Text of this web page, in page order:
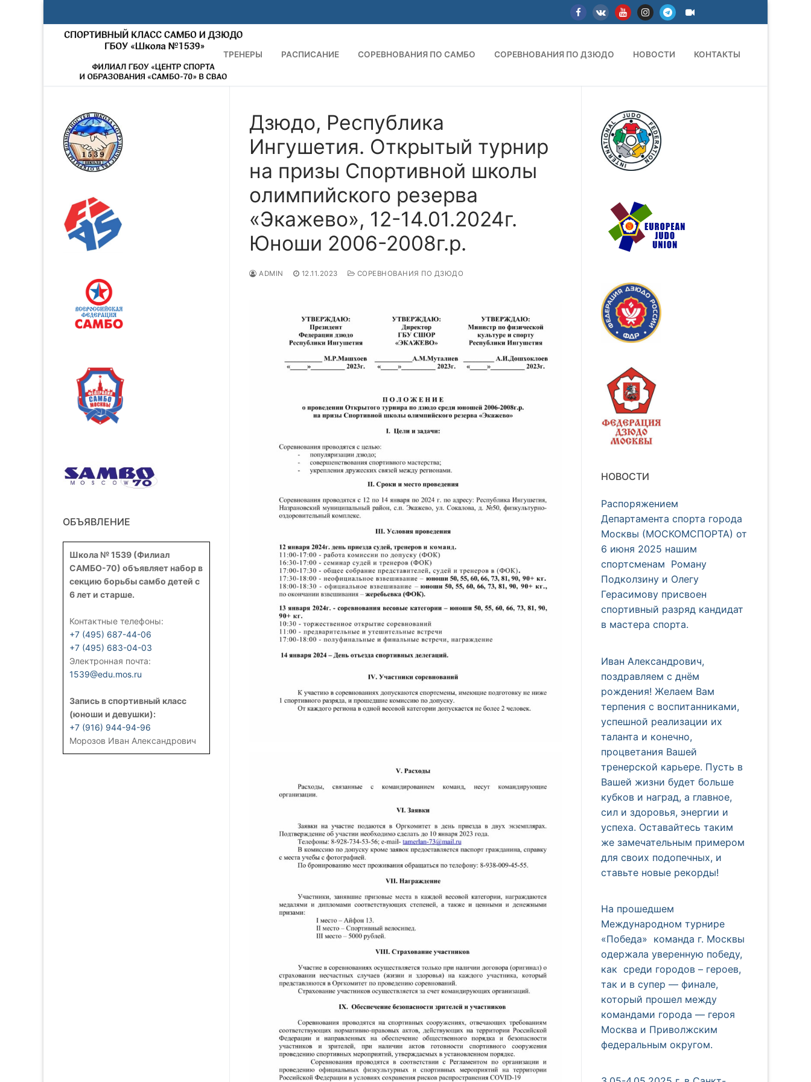
к
содержимому
ТРЕНЕРЫ РАСПИСАНИЕ СОРЕВНОВАНИЯ ПО САМБО СОРЕВНОВАНИЯ ПО ДЗЮДО НОВОСТИ КОНТАКТЫ
Дзюдо, Республика
Ингушетия. Открытый турнир
на призы Спортивной школы
олимпийского резерва
«Экажево», 12-14.01.2024г.
Юноши 2006-2008г.р.
ADMIN 12.11.2023 СОРЕВНОВАНИЯ ПО ДЗЮДО
НОВОСТИ
Распоряжением
Департамента спорта города
Москвы (МОСКОМСПОРТА) от
6 июня 2025 нашим
спортсменам Роману
Подколзину и Олегу
Герасимову присвоен
спортивный разряд кандидат
в мастера спорта.
Иван Александрович,
поздравляем с днём
рождения! Желаем Вам
терпения с воспитанниками,
успешной реализации их
таланта и конечно,
процветания Вашей
тренерской карьере. Пусть в
Вашей жизни будет больше
кубков и наград, а главное,
сил и здоровья, энергии и
успеха. Оставайтесь таким
же замечательным примером
для своих подопечных, и
ставьте новые рекорды!
На прошедшем
Международном турнире
«Победа» команда г. Москвы
одержала уверенную победу,
как среди городов – героев,
так и в супер — финале,
который прошел между
командами города — героя
Москва и Приволжским
федеральным округом.
ОБЪЯВЛЕНИЕ
Школа № 1539 (Филиал
САМБО-70) объявляет набор в
секцию борьбы самбо детей с
6 лет и старше.
Контактные телефоны:
+7 (495) 687-44-06
+7 (495) 683-04-03
Электронная почта:
1539@edu.mos.ru
Запись в спортивный класс
(юноши и девушки):
+7 (916) 944-94-96
Морозов Иван Александрович